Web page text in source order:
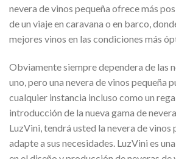
nevera de vinos pequeña ofrece más
de un viaje en caravana o en barco,
mejores vinos en las condiciones más
Obviamente siempre dependera de las
uno, pero una nevera de vinos pequeña
cualquier instancia incluso como un
introducción de la nueva gama de
LuzVini, tendrá usted la nevera de vinos
adapte a sus necesidades. LuzVini es